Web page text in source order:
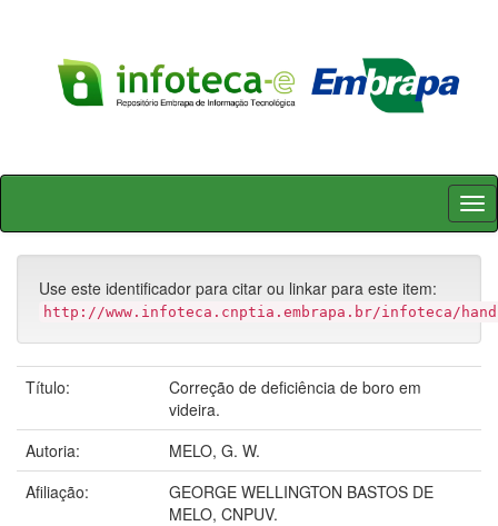
Skip
Use este identificador para citar ou linkar para este item:
http://www.infoteca.cnptia.embrapa.br/infoteca/
Título:
Correção de deficiência de boro em
videira.
Autoria:
MELO, G. W.
Afiliação:
GEORGE WELLINGTON BASTOS DE
MELO, CNPUV.